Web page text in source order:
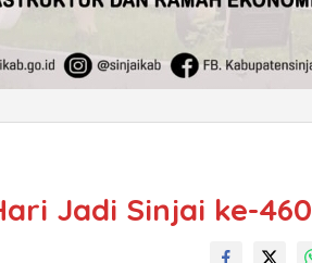
Jadi Sinjai ke-460